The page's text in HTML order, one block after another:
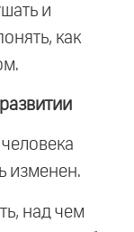
и
как
изменен.
над чем